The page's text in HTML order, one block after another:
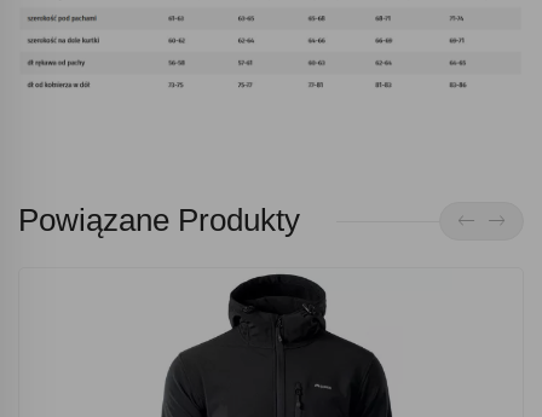
Powiązane Produkty